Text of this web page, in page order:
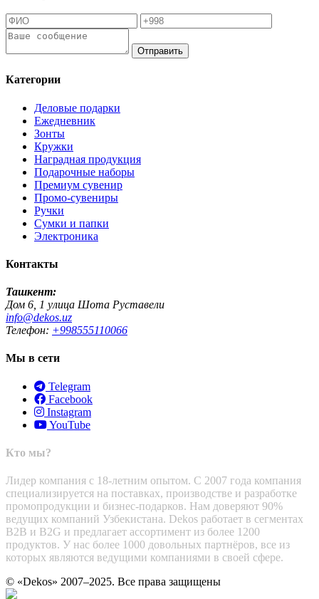
Отправить
Категории
Деловые подарки
Ежедневник
Зонты
Кружки
Наградная продукция
Подарочные наборы
Премиум сувенир
Промо-сувениры
Ручки
Сумки и папки
Электроника
Контакты
Ташкент:
Дом 6, 1 улица Шота Руставели
info@dekos.uz
Телефон: +998555110066
Мы в сети
Telegram
Facebook
Instagram
YouTube
Кто мы?
Лидер компания с 18-летним опытом. С 2007 года компания
специализируется на поставках, производстве и разработке
промопродукции и бизнес-подарков. Нам доверяют 90%
ведущих компаний Узбекистана. Dekos работает в сегментах
B2B и B2G и предлагает ассортимент из более 1200
продуктов. У нас более 1000 довольных партнёров, все из
которых являются ведущими компаниями в своей сфере.
© «Dekos» 2007–2025. Все права защищены